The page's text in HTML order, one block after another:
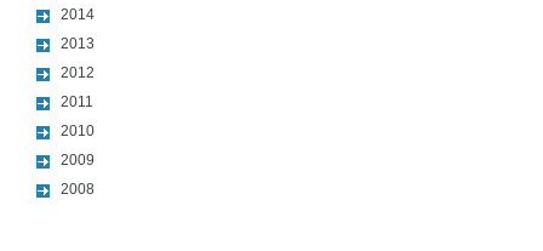
2014
2013
2012
2011
2010
2009
2008